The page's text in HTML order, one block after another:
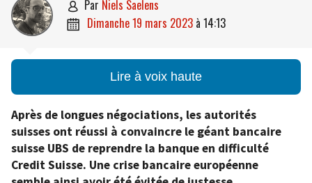
 par Niels Saelens
 dimanche 19 mars 2023 à 14:13
Lire à voix haute
Après de longues négociations, les autorités
suisses ont réussi à convaincre le géant bancaire
suisse UBS de reprendre la banque en difficulté
Credit Suisse. Une crise bancaire européenne